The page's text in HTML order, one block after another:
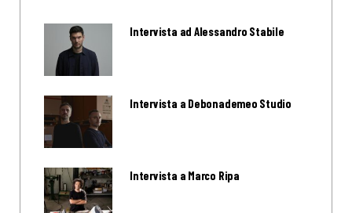
Intervista ad Alessandro Stabile
Intervista a Debonademeo Studio
Intervista a Marco Ripa